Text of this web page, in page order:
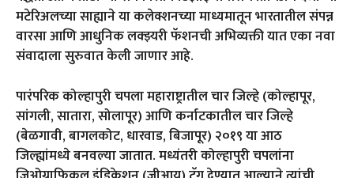
मटेरिअलच्या साह्याने या कलेक्शनच्या माध्यमातून भारतातील संपन्न
वारसा आणि आधुनिक लक्झ्यरी फॅशनची अभिव्यक्ती यात एका नवा
संवादाला सुरुवात केली जाणार आहे.
पारंपरिक कोल्हापुरी चपला महाराष्ट्रातील चार जिल्हे (कोल्हापूर,
सांगली, सातारा, सोलापूर) आणि कर्नाटकातील चार जिल्हे
(बेळगावी, बागलकोट, धारवाड, बिजापूर) २०१९ या आठ
जिल्ह्यांमध्ये बनवल्या जातात. मध्यंतरी कोल्हापुरी चपलांना